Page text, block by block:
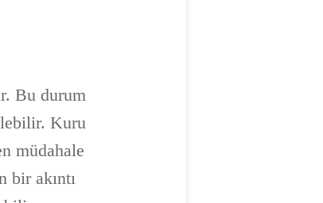
Bu durum
Kuru
müdahale
bir akıntı